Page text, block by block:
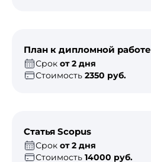
План к дипломной работе
Срок от 2 дня
Стоимость 2350 руб.
Статья Scopus
Срок от 2 дня
Стоимость 14000 руб.